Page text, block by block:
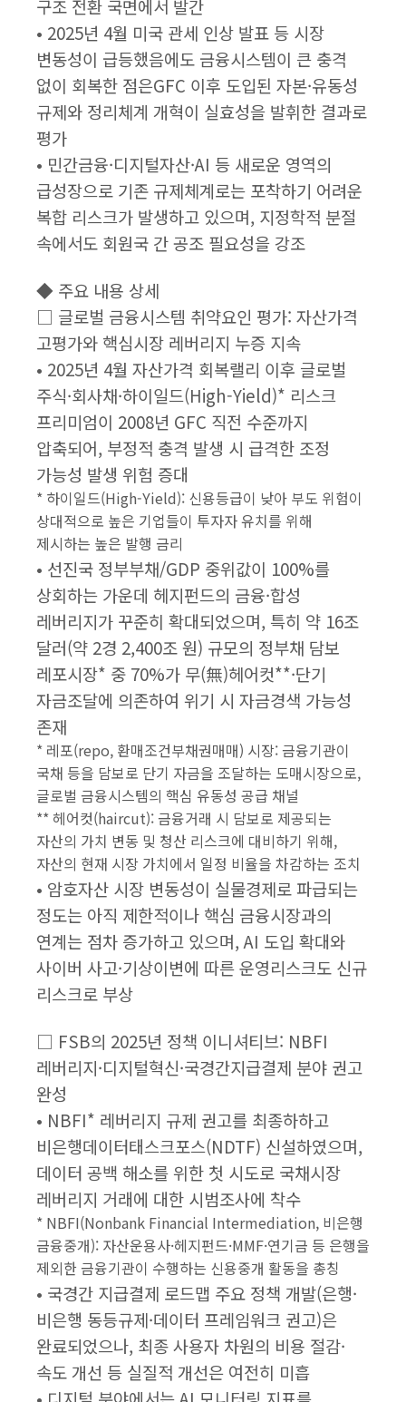
구조 전환 국면에서 발간
• 2025년 4월 미국 관세 인상 발표 등 시장
변동성이 급등했음에도 금융시스템이 큰 충격
없이 회복한 점은GFC 이후 도입된 자본·유동성
규제와 정리체계 개혁이 실효성을 발휘한 결과로
평가
• 민간금융·디지털자산·AI 등 새로운 영역의
급성장으로 기존 규제체계로는 포착하기 어려운
복합 리스크가 발생하고 있으며, 지정학적 분절
속에서도 회원국 간 공조 필요성을 강조
◆ 주요 내용 상세
□ 글로벌 금융시스템 취약요인 평가: 자산가격
고평가와 핵심시장 레버리지 누증 지속
• 2025년 4월 자산가격 회복랠리 이후 글로벌
주식·회사채·하이일드(High-Yield)* 리스크
프리미엄이 2008년 GFC 직전 수준까지
압축되어, 부정적 충격 발생 시 급격한 조정
가능성 발생 위험 증대
* 하이일드(High-Yield): 신용등급이 낮아 부도 위험이
상대적으로 높은 기업들이 투자자 유치를 위해
제시하는 높은 발행 금리
• 선진국 정부부채/GDP 중위값이 100%를
상회하는 가운데 헤지펀드의 금융·합성
레버리지가 꾸준히 확대되었으며, 특히 약 16조
달러(약 2경 2,400조 원) 규모의 정부채 담보
레포시장* 중 70%가 무(無)헤어컷**·단기
자금조달에 의존하여 위기 시 자금경색 가능성
존재
* 레포(repo, 환매조건부채권매매) 시장: 금융기관이
국채 등을 담보로 단기 자금을 조달하는 도매시장으로,
글로벌 금융시스템의 핵심 유동성 공급 채널
** 헤어컷(haircut): 금융거래 시 담보로 제공되는
자산의 가치 변동 및 청산 리스크에 대비하기 위해,
자산의 현재 시장 가치에서 일정 비율을 차감하는 조치
• 암호자산 시장 변동성이 실물경제로 파급되는
정도는 아직 제한적이나 핵심 금융시장과의
연계는 점차 증가하고 있으며, AI 도입 확대와
사이버 사고·기상이변에 따른 운영리스크도 신규
리스크로 부상
□ FSB의 2025년 정책 이니셔티브: NBFI
레버리지·디지털혁신·국경간지급결제 분야 권고
완성
• NBFI* 레버리지 규제 권고를 최종하하고
비은행데이터태스크포스(NDTF) 신설하였으며,
데이터 공백 해소를 위한 첫 시도로 국채시장
레버리지 거래에 대한 시범조사에 착수
* NBFI(Nonbank Financial Intermediation, 비은행
금융중개): 자산운용사·헤지펀드·MMF·연기금 등 은행을
제외한 금융기관이 수행하는 신용중개 활동을 총칭
• 국경간 지급결제 로드맵 주요 정책 개발(은행·
비은행 동등규제·데이터 프레임워크 권고)은
완료되었으나, 최종 사용자 차원의 비용 절감·
속도 개선 등 실질적 개선은 여전히 미흡